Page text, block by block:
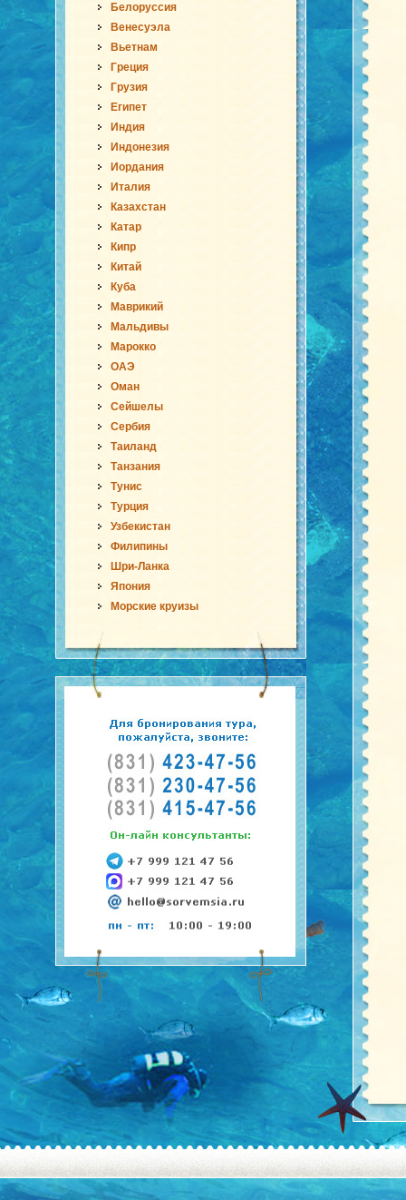
Белоруссия
Венесуэла
Вьетнам
Греция
Грузия
Египет
Индия
Индонезия
Иордания
Италия
Казахстан
Катар
Кипр
Китай
Куба
Маврикий
Мальдивы
Марокко
ОАЭ
Оман
Сейшелы
Сербия
Таиланд
Танзания
Тунис
Турция
Узбекистан
Филипины
Шри-Ланка
Япония
Морские круизы